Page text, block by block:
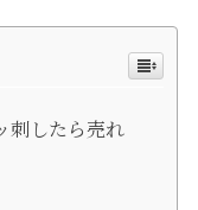
刺したら売れ